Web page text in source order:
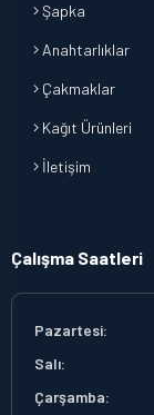
Şapka
Anahtarlıklar
Çakmaklar
Kağıt Ürünleri
İletişim
Çalışma Saatleri
Pazartesi:
Salı:
Çarşamba: